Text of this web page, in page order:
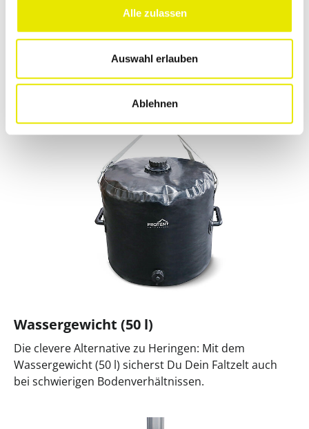
Alle zulassen
Auswahl erlauben
Ablehnen
Profi-Abspannset
Vertrauen ist gut, richtiges Abspannen ist besser: Mit
dem robusten Profi-Abspannset gehst Du beim
Befestigen auf Nummer sicher.
Wassergewicht (50 l)
Die clevere Alternative zu Heringen: Mit dem
Wassergewicht (50 l) sicherst Du Dein Faltzelt auch
bei schwierigen Bodenverhältnissen.